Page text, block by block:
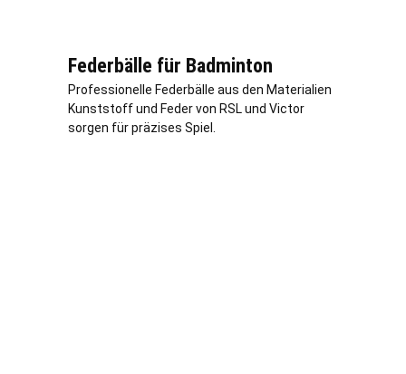
Federbälle für Badminton
Professionelle Federbälle aus den Materialien
Kunststoff und Feder von RSL und Victor
sorgen für präzises Spiel.